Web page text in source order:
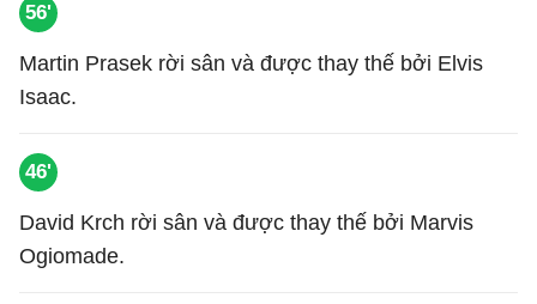
56'
Martin Prasek rời sân và được thay thế bởi Elvis
Isaac.
46'
David Krch rời sân và được thay thế bởi Marvis
Ogiomade.